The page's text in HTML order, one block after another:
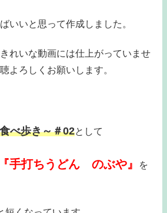
いいと思って作成しました。
れいな動画には仕上がっていませ
よろしくお願いします。
べ歩き～＃02として
手打ちうどん のぶや』
を